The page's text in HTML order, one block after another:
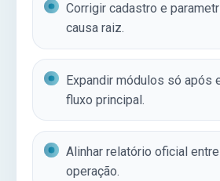
Corrigir cadastro e
causa raiz.
Expandir módulos só após
fluxo principal.
Alinhar relatório oficial
operação.